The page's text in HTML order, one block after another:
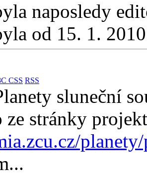
naposledy
od 15. 1.
CSS RSS
sluneční
ze stránky